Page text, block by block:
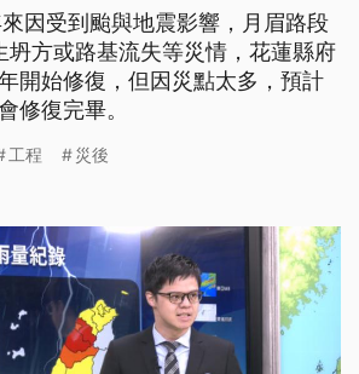
因受到颱與地震影響，月眉路段
坍方或路基流失等災情，花蓮縣府
開始修復，但因災點太多，預計
修復完畢。
工程 災後